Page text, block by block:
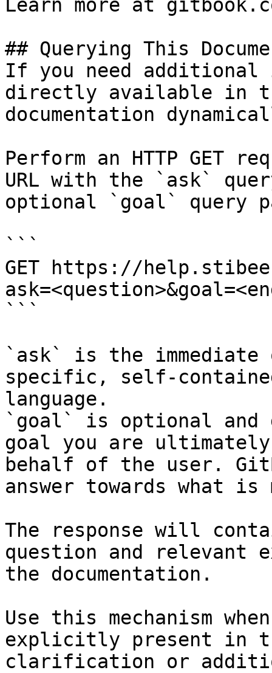
Learn more at
## Querying This
If you need
directly available in
documentation
Perform an HTTP GET
URL with the `ask`
optional `goal` query
```
GET https://
```
`ask` is the
specific, self-
language.
`goal` is optional and
goal you are
behalf of the user.
answer towards what
The response will
question and relevant
the documentation.
Use this mechanism
explicitly present in
clarification or